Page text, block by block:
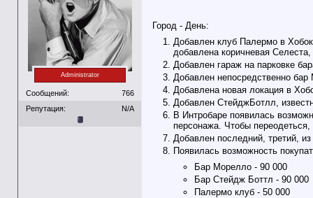
Administrator
Сообщений:
766
Репутация:
N/A
Город - День:
Добавлен клуб Палермо в
добавлена коричневая
Добавлен гараж на парковке
Добавлен непосредственно
Добавлена новая локация в
Добавлен СтейджБотлл,
В Интробаре появилась
персонажа. Чтобы
Добавлен последний, третий,
Появилась возможность
Бар Морелло - 90 000
Бар Стейдж Боттл - 90 000
Палермо клуб - 50 000